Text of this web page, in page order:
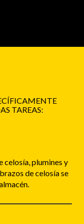
TAREAS:
celosía, plumines y
de celosía se